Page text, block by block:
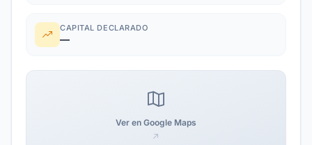
CAPITAL DECLARADO
—
Ver en Google Maps